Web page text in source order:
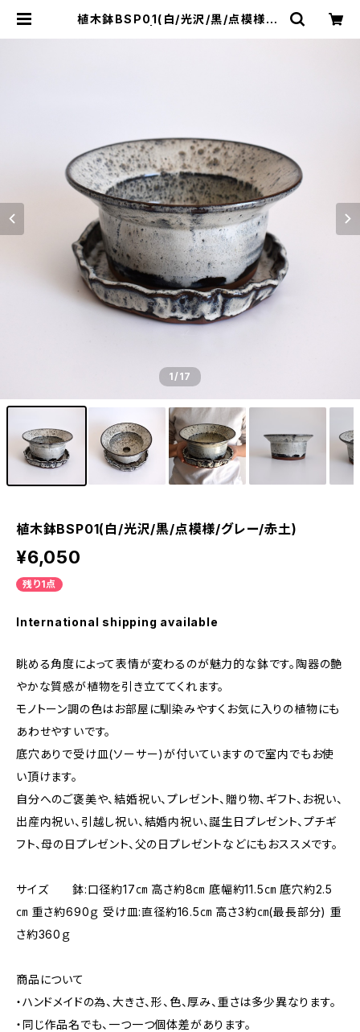
植木鉢BSP01(白/光沢/黒/点模様/グ
1/17
植木鉢BSP01(白/光沢/黒/点模様/グレー/赤土)
¥6,050
残り1点
International shipping available
眺める角度によって表情が変わるのが魅力的な鉢です。陶器の艶
やかな質感が植物を引き立ててくれます。
モノトーン調の色はお部屋に馴染みやすくお気に入りの植物にも
あわせやすいです。
底穴ありで受け皿(ソーサー)が付いていますので室内でもお使
い頂けます。
自分へのご褒美や、結婚祝い、プレゼント、贈り物、ギフト、お祝い、
出産内祝い、引越し祝い、結婚内祝い、誕生日プレゼント、プチギ
フト、母の日プレゼント、父の日プレゼントなどにもおススメです。
サイズ 鉢:口径約17㎝ 高さ約8㎝ 底幅約11.5㎝ 底穴約2.5
㎝ 重さ約690ｇ 受け皿:直径約16.5㎝ 高さ3約㎝(最長部分) 重
さ約360ｇ
商品について
・ハンドメイドの為、大きさ、形、色、厚み、重さは多少異なります。
・同じ作品名でも、一つ一つ個体差があります。